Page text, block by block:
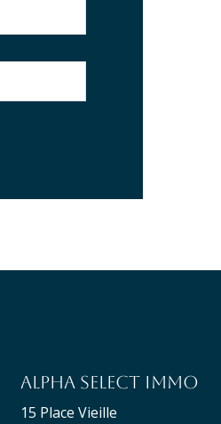
Alpha Select Immo
15 Place Vieille